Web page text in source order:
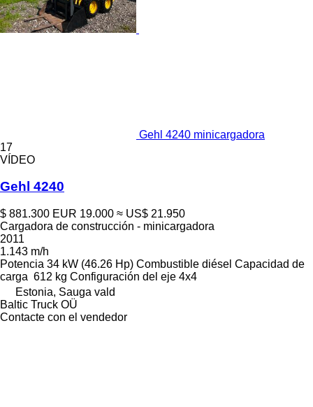
Gehl 4240 minicargadora
17
VÍDEO
Gehl 4240
$ 881.300 EUR 19.000 ≈ US$ 21.950
Cargadora de construcción - minicargadora
2011
1.143 m/h
Potencia 34 kW (46.26 Hp) Combustible diésel Capacidad de
carga 612 kg Configuración del eje 4x4
Estonia, Sauga vald
Baltic Truck OÜ
Contacte con el vendedor